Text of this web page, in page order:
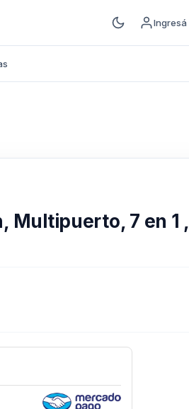
Ingresá
Multipuerto, 7 en 1 ,